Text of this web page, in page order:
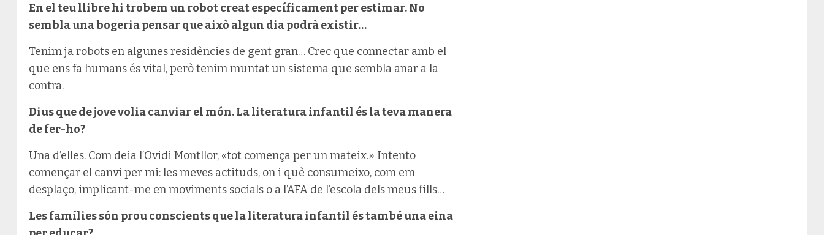
En el teu llibre hi trobem un robot creat específicament per estimar. No
sembla una bogeria pensar que això algun dia podrà existir…
Tenim ja robots en algunes residències de gent gran… Crec que connectar amb el
que ens fa humans és vital, però tenim muntat un sistema que sembla anar a la
contra.
Dius que de jove volia canviar el món. La literatura infantil és la teva manera
de fer-ho?
Una d’elles. Com deia l’Ovidi Montllor, «tot comença per un mateix.» Intento
començar el canvi per mi: les meves actituds, on i què consumeixo, com em
desplaço, implicant-me en moviments socials o a l’AFA de l’escola dels meus fills…
Les famílies són prou conscients que la literatura infantil és també una eina